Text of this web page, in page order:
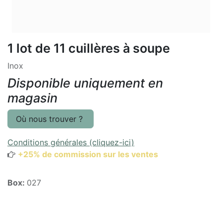
1 lot de 11 cuillères à soupe
Inox
Disponible uniquement en
magasin
Où nous trouver ?
Conditions générales (cliquez-ici)
+25% de commission sur les ventes
Box: 027